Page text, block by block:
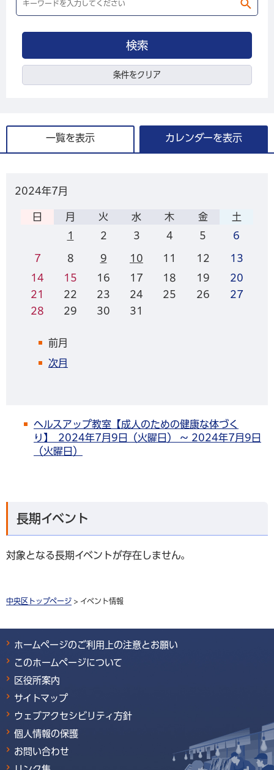
条件をクリア
一覧を表示 カレンダーを表示
2024年7月
日 月 火 水 木 金
土
1
2 3 4 5 6
7 8 9 10 11 12
13
14
15 16 17 18 19
20
21
22 23 24 25 26
27
28
29 30 31
前月
次月
ヘルスアップ教室【成人のための健康な体づく
り】 2024年7月9日（火曜日） ～ 2024年7月9日
（火曜日）
長期イベント
対象となる長期イベントが存在しません。
中央区トップページ > イベント情報
ホームページのご利用上の注意とお願い
このホームページについて
区役所案内
サイトマップ
ウェブアクセシビリティ方針
個人情報の保護
お問い合わせ